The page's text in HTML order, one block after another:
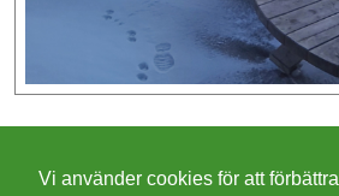
Vi använder cookies för att förbättra